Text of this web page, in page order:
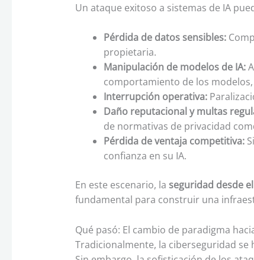
Un ataque exitoso a sistemas de IA
Pérdida de datos sensibles:
propietaria.
Manipulación de modelos de IA:
comportamiento de los
Interrupción operativa:
Daño reputacional y multas
de normativas de privacidad
Pérdida de ventaja competitiva:
confianza en su IA.
En este escenario, la seguridad desde
fundamental para construir una
Qué pasó: El cambio de paradigma
Tradicionalmente, la ciberseguridad se